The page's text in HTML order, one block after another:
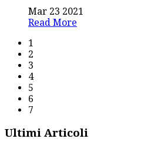
Mar 23 2021
Read More
1
2
3
4
5
6
7
Ultimi Articoli